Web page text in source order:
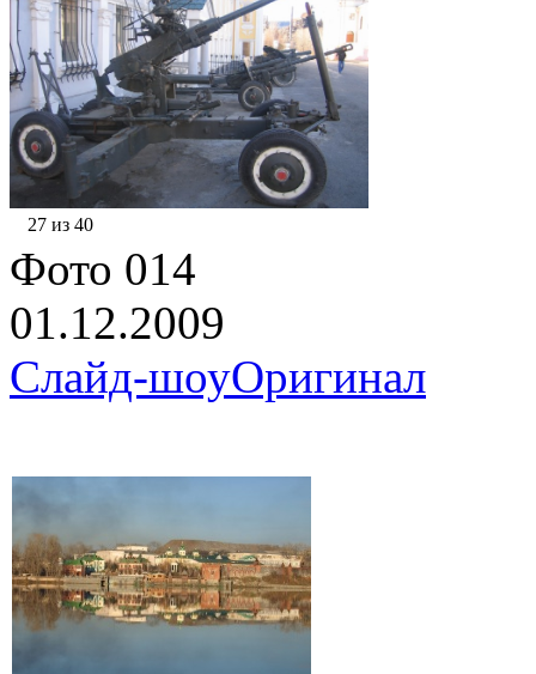
27 из 40
Фото 014
01.12.2009
Слайд-шоуОригинал